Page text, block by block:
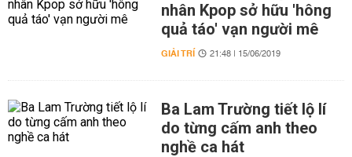
nhân Kpop sở hữu 'hông
quả táo' vạn người mê
GIẢI TRÍ 21:48 | 15/06/2019
Ba Lam Trường tiết lộ lí
do từng cấm anh theo
nghề ca hát